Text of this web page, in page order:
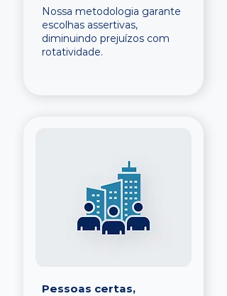
Nossa metodologia garante
escolhas assertivas,
diminuindo prejuízos com
rotatividade.
Pessoas certas,